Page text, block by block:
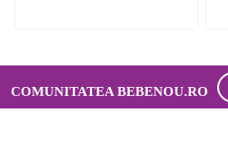
COMUNITATEA BEBENOU.RO